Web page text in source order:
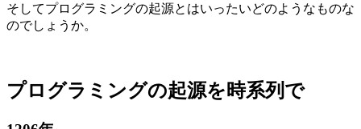
そしてプログラミングの起源とはいったいどのようなものな
のでしょうか。
プログラミングの起源を時系列で